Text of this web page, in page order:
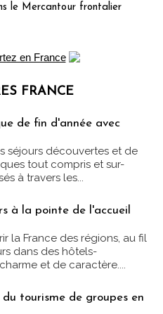
le Mercantour frontalier
FRANCE
de fin d'année avec
séjours découvertes et de
tout compris et sur-
à travers les...
à la pointe de l'accueil
la France des régions, au fil
dans des hôtels-
et de caractère....
tourisme de groupes en